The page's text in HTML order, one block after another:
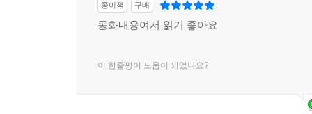
_ 지문의 이해도 확인을 위한 다양한 유형의 질문들
- 글의 주제 찾기, 세부 정보 파악하기, 지시 대상
7) Into the Story
- 주인공이나 이야기 속 사건에 대해 나의 의견 말
종이책 구매
동화내용여서 읽기 좋아요
이 한줄평이 도움이 되었나요?